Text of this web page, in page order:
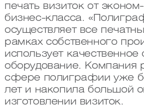
печать визиток от
бизнес-класса.
осуществляет все
рамках собственного
использует
оборудование. Компания
сфере полиграфии уже
лет и накопила большой
изготовлении визиток.